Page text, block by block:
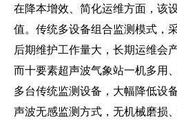
在降本增效、简化运维方面，该
值。传统多设备组合监测模式，
后期维护工作量大，长期运维会
而十要素超声波气象站一机多用
多台传统监测设备，大幅降低设
声波无感监测方式，无机械磨损